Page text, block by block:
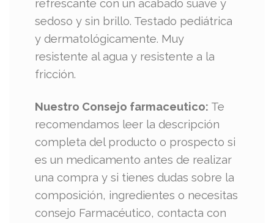
refrescante con un acabado suave y
sedoso y sin brillo. Testado pediátrica
y dermatológicamente. Muy
resistente al agua y resistente a la
fricción.
Nuestro Consejo farmaceutico: Te
recomendamos leer la descripción
completa del producto o prospecto si
es un medicamento antes de realizar
una compra y si tienes dudas sobre la
composición, ingredientes o necesitas
consejo Farmacéutico, contacta con